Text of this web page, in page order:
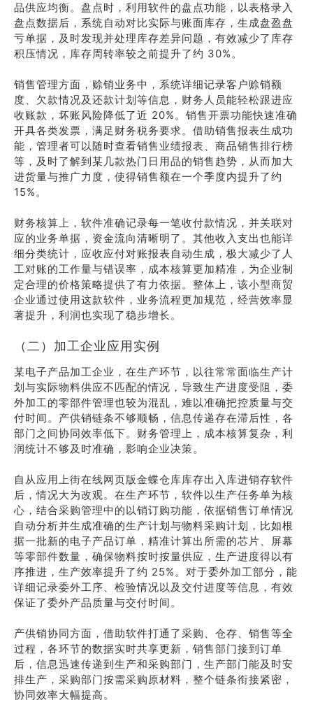
品供应均衡。盘点时，利用软件的盘点功能，以表格录入
盘点数据后，系统自动对比实际与账面库存，生成盘盈盘
亏单据，及时发现并处理库存差异问题，有效减少了库存
积压情况，库存周转率较之前提升了约 30%。
销售管理方面，赊销业务中，系统详细记录客户赊销额
度、欠款情况及还款计划等信息，财务人员能轻松跟进应
收账款，坏账风险降低了近 20%。销售开票功能快速准确
开具各类发票，满足财务税务要求。借助销售报表生成功
能，管理者可以随时查看销售业绩报表、商品销售排行榜
等，及时了解到某几款热门日用品的销售趋势，从而加大
进货量与推广力度，使得销售额在一个季度内提升了约
15%。
财务核算上，软件准确记录每一笔收付款情况，并关联对
应的业务单据，资金流向清晰明了。其他收入支出也能详
细分类统计，应收应付对账报表自动生成，极大减少了人
工对账的工作量与错误率，成本核算更加精准，为企业制
定合理的价格策略提供了有力依据。整体上，该小型商贸
企业通过使用这款软件，业务流程更加规范，经营效率显
著提升，利润也实现了稳步增长。
（二）加工企业应用实例
某电子产品加工企业，在生产环节，以往常常面临生产计
划与实际物料供应不匹配的情况，导致生产进度受阻，委
外加工的零部件管理也较为混乱，难以准确把控质量与交
付时间。产供销链条不够顺畅，信息传递存在滞后性，各
部门之间协同效率低下。财务管理上，成本核算复杂，利
润统计不够及时准确，影响企业决策。
自从应用上街在线网页版金蝶仓库库存出入库进销存软件
后，情况大为改观。在生产环节，软件以生产任务单为核
心，结合采购管理中的以销订购功能，依据销售订单情况
自动分析并生成准确的生产计划与物料采购计划，比如根
据一批新的电子产品订单，精准计算出所需的芯片、屏幕
等零部件数量，确保物料按时按量供应，生产进度得以有
序推进，生产效率提升了约 25%。对于委外加工部分，能
详细记录委外工序、检验情况以及交付进度等信息，有效
保证了委外产品质量与交付时间。
产供销协同方面，借助软件打通了采购、仓存、销售等全
过程，各环节的数据实时共享更新，销售部门接到订单
后，信息迅速传递到生产和采购部门，生产部门能及时安
排生产，采购部门按需采购原材料，整个链条衔接紧密，
协同效率大幅提高。